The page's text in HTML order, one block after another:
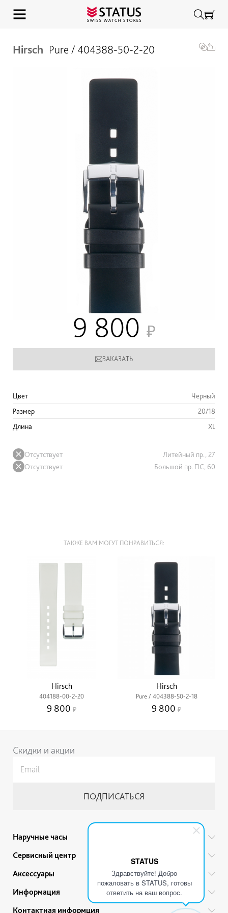
STATUS
Здравствуйте! Добро
пожаловать в STATUS, готовы
ответить на ваш вопрос.
Hirsch Pure / 404388-50-2-20
9 800
ЗАКАЗАТЬ
Цвет
Черный
Размер
20/18
Длина
XL
Отсутствует
Литейный пр., 27
Отсутствует
Большой пр. ПС, 60
ТАКЖЕ ВАМ МОГУТ ПОНРАВИТЬСЯ:
Hirsch
404188-00-2-20
9 800
Hirsch
Pure / 404388-50-2-18
9 800
Скидки и акции
Наручные часы
Все бренды
Женские часы
Детские часы
Сервисный центр
Гарантийный ремонт
Прайс
Советы по уходу
Аксессуары
Ручки
Информация
Привилегии
Контактная информция